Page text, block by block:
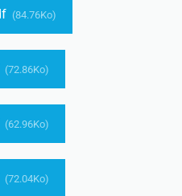
(84.76Ko)
(72.86Ko)
(62.96Ko)
(72.04Ko)